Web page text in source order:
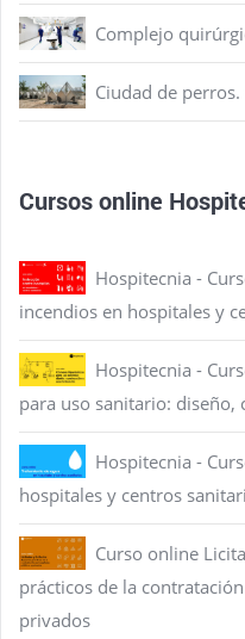
Complejo
Ciudad de
Cursos online
Hospitecnia -
incendios en hospitales y
Hospitecnia -
para uso sanitario:
Hospitecnia -
hospitales y centros
Curso online
prácticos de la
privados